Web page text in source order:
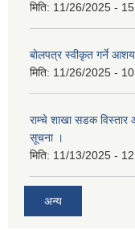
मिति: 11/26/2025 -
बोलपत्र स्वीकृत गर्ने
मिति: 11/26/2025 -
राम्चे शाखा सडक विस्तार
सूचना ।
मिति: 11/13/2025 -
अन्य